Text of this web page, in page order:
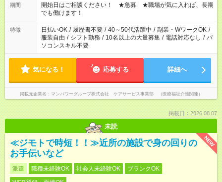
ん ※法令に基づき、週20時間以上勤務は社会保険への加入対象
となります ※労働者派遣法（日雇い派遣の原則禁止）により、
短時間・短期間の就業はご案内が難しい場合があります
期間
開始日はご相談ください！ ★急募 ★職場が気に入れば、長期
でも働けます！
特徴 日払いOK / 履歴書不要 / 40～50代活躍中 / 副業・WワークOK /
服装自由 / シフト勤務 / 10名以上の大量募集 / 電話対応なし / パ
ソコンスキル不要
気になる！ 応募する 詳細へ
掲載元企業名 マンパワーグループ株式会社 ケアサービス事業部 （医療福祉介護関連）
掲載日：2026.08.07
未読
NEW
≪ジモトで時短！！≫近所の施設で身の回りの
お手伝いなど
派遣 職種未経験OK 社会人未経験OK
ブランクOK